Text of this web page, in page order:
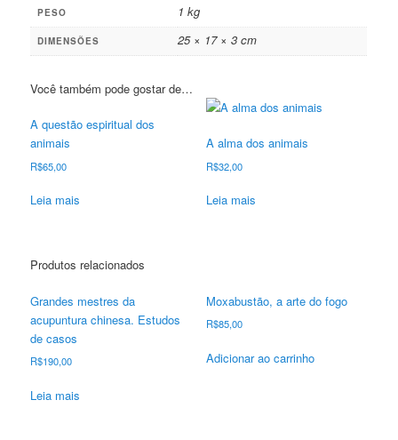
PESO 1 kg
DIMENSÕES 25 × 17 × 3 cm
Você também pode gostar de…
A questão espiritual dos
animais
R$65,00
Leia mais
A alma dos animais
R$32,00
Leia mais
Produtos relacionados
Grandes mestres da
acupuntura chinesa. Estudos
de casos
R$190,00
Leia mais
Moxabustão, a arte do fogo
R$85,00
Adicionar ao carrinho